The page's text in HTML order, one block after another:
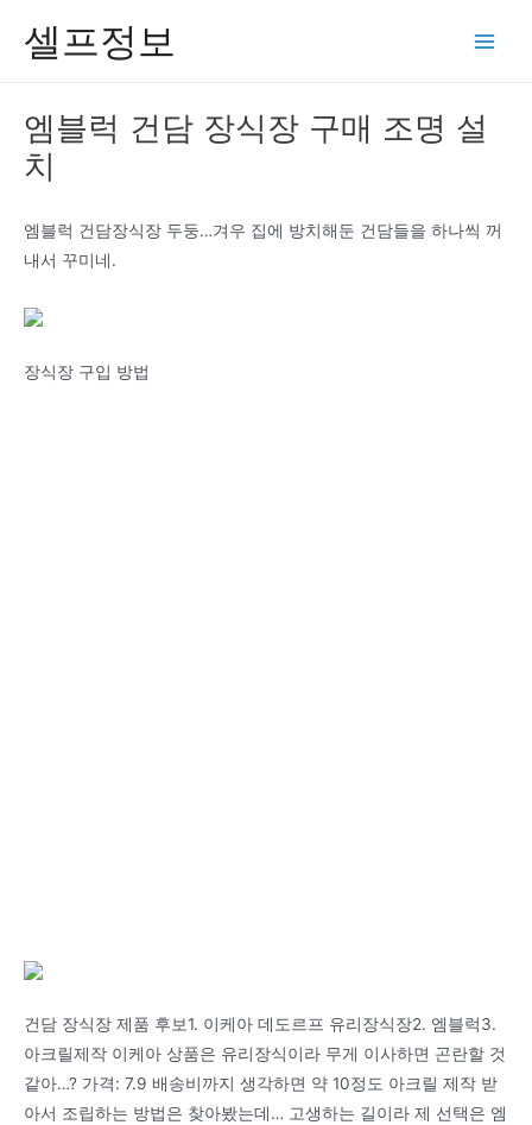
셀프정보
엠블럭 건담 장식장 구매 조명 설
치
엠블럭 건담장식장 두둥…겨우 집에 방치해둔 건담들을 하나씩 꺼
내서 꾸미네.
장식장 구입 방법
건담 장식장 제품 후보1. 이케아 데도르프 유리장식장2. 엠블럭3.
아크릴제작 이케아 상품은 유리장식이라 무게 이사하면 곤란할 것
같아…? 가격: 7.9 배송비까지 생각하면 약 10정도 아크릴 제작 받
아서 조립하는 방법은 찾아봤는데… 고생하는 길이라 제 선택은 엠